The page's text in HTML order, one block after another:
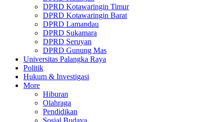
DPRD Kotawaringin Timur
DPRD Kotawaringin Barat
DPRD Lamandau
DPRD Sukamara
DPRD Seruyan
DPRD Gunung Mas
Universitas Palangka Raya
Politik
Hukum & Investigasi
More
Hiburan
Olahraga
Pendidikan
Sosial Budaya